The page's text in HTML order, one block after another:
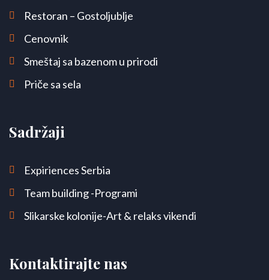
Restoran – Gostoljublje
Cenovnik
Smeštaj sa bazenom u prirodi
Priče sa sela
Sadržaji
Expiriences Serbia
Team building -Programi
Slikarske kolonije-Art & relaks vikendi
Kontaktirajte nas